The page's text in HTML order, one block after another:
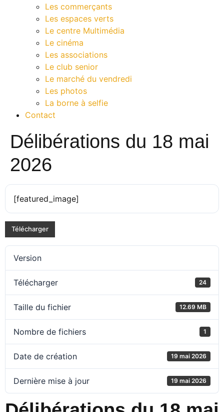
Les commerçants
Les espaces verts
Le centre Multimédia
Le cinéma
Les associations
Le club senior
Le marché du vendredi
Les photos
La borne à selfie
Contact
Délibérations du 18 mai
2026
[featured_image]
Télécharger
Version
Télécharger 24
Taille du fichier 12.69 MB
Nombre de fichiers 1
Date de création 19 mai 2026
Dernière mise à jour 19 mai 2026